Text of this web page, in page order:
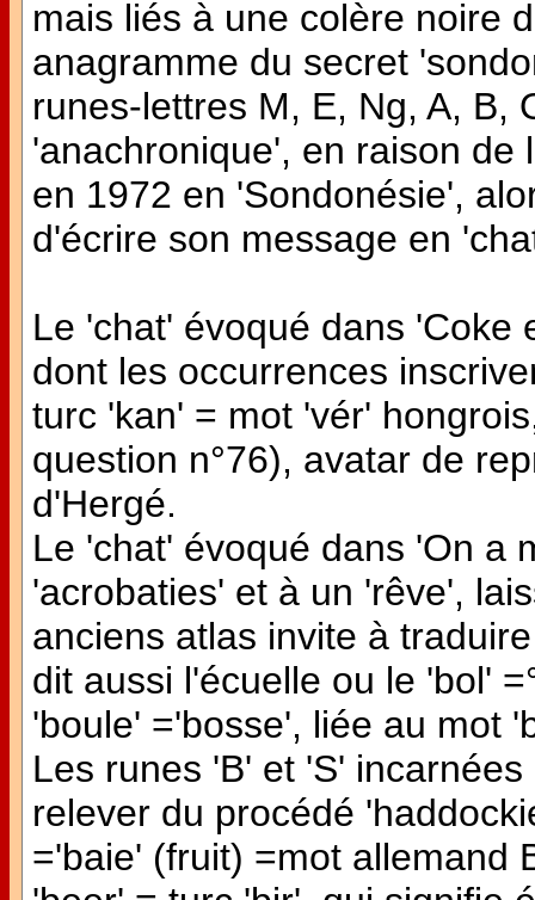
mais liés à une colère noire
anagramme du secret
runes-lettres M, E, Ng, A, B,
'anachronique', en raison
en 1972 en 'Sondonésie',
d'écrire son message en
Le 'chat' évoqué dans 'Coke
dont les occurrences
turc 'kan' = mot 'vér'
question n°76), avatar de
d'Hergé.
Le 'chat' évoqué dans 'On a
'acrobaties' et à un 'rêve',
anciens atlas invite à
dit aussi l'écuelle ou le 'bol'
'boule' ='bosse', liée au mot
Les runes 'B' et 'S'
relever du procédé
='baie' (fruit) =mot allemand